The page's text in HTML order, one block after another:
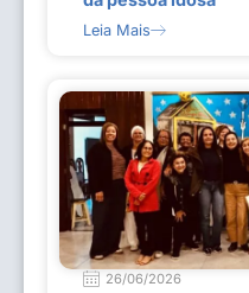
Leia Mais
26/06/2026